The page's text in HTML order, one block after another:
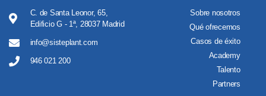
C. de Santa Leonor, 65,
Edificio G - 1ª, 28037 Madrid
info@sisteplant.com
946 021 200
Sobre nosotros
Qué ofrecemos
Casos de éxito
Academy
Talento
Partners